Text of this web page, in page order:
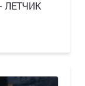
ЛЕТЧИК